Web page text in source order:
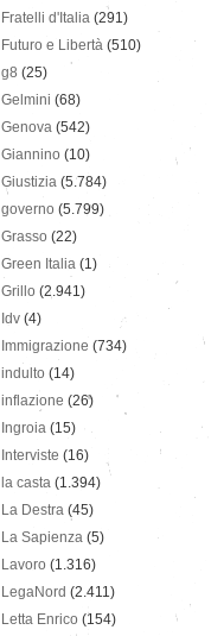
Fratelli d'Italia (291)
Futuro e Libertà (510)
g8 (25)
Gelmini (68)
Genova (542)
Giannino (10)
Giustizia (5.784)
governo (5.799)
Grasso (22)
Green Italia (1)
Grillo (2.941)
Idv (4)
Immigrazione (734)
indulto (14)
inflazione (26)
Ingroia (15)
Interviste (16)
la casta (1.394)
La Destra (45)
La Sapienza (5)
Lavoro (1.316)
LegaNord (2.411)
Letta Enrico (154)